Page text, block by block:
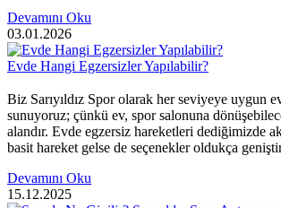
Devamını Oku
03.01.2026
Evde Hangi Egzersizler Yapılabilir?
Biz Sarıyıldız Spor olarak her seviyeye uygun
sunuyoruz; çünkü ev, spor salonuna
alandır. Evde egzersiz hareketleri dediğimizde
basit hareket gelse de seçenekler oldukça
Devamını Oku
15.12.2025